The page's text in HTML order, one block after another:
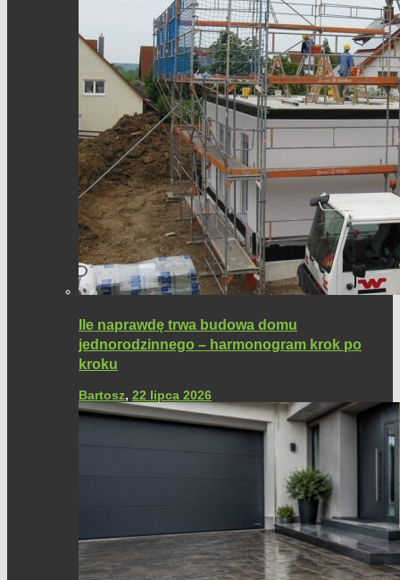
Ile naprawdę trwa budowa domu
jednorodzinnego – harmonogram krok po
kroku
Bartosz, 22 lipca 2026